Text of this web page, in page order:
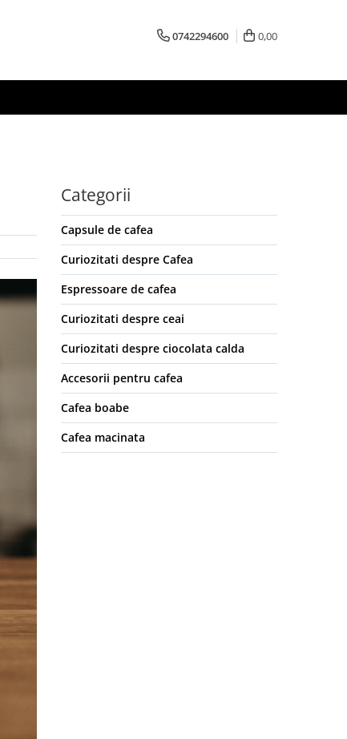
0742294600 0,00
Categorii
Capsule de cafea
Curiozitati despre Cafea
Espressoare de cafea
Curiozitati despre ceai
Curiozitati despre ciocolata calda
Accesorii pentru cafea
Cafea boabe
Cafea macinata